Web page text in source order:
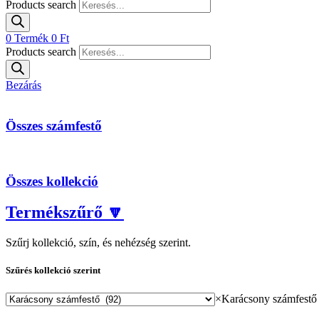
Products search
0 Termék 0 Ft
Products search
Bezárás
Összes számfestő
Összes kollekció
Termékszűrő 🔽
Szűrj kollekció, szín, és nehézség szerint.
Szűrés kollekció szerint
×Karácsony